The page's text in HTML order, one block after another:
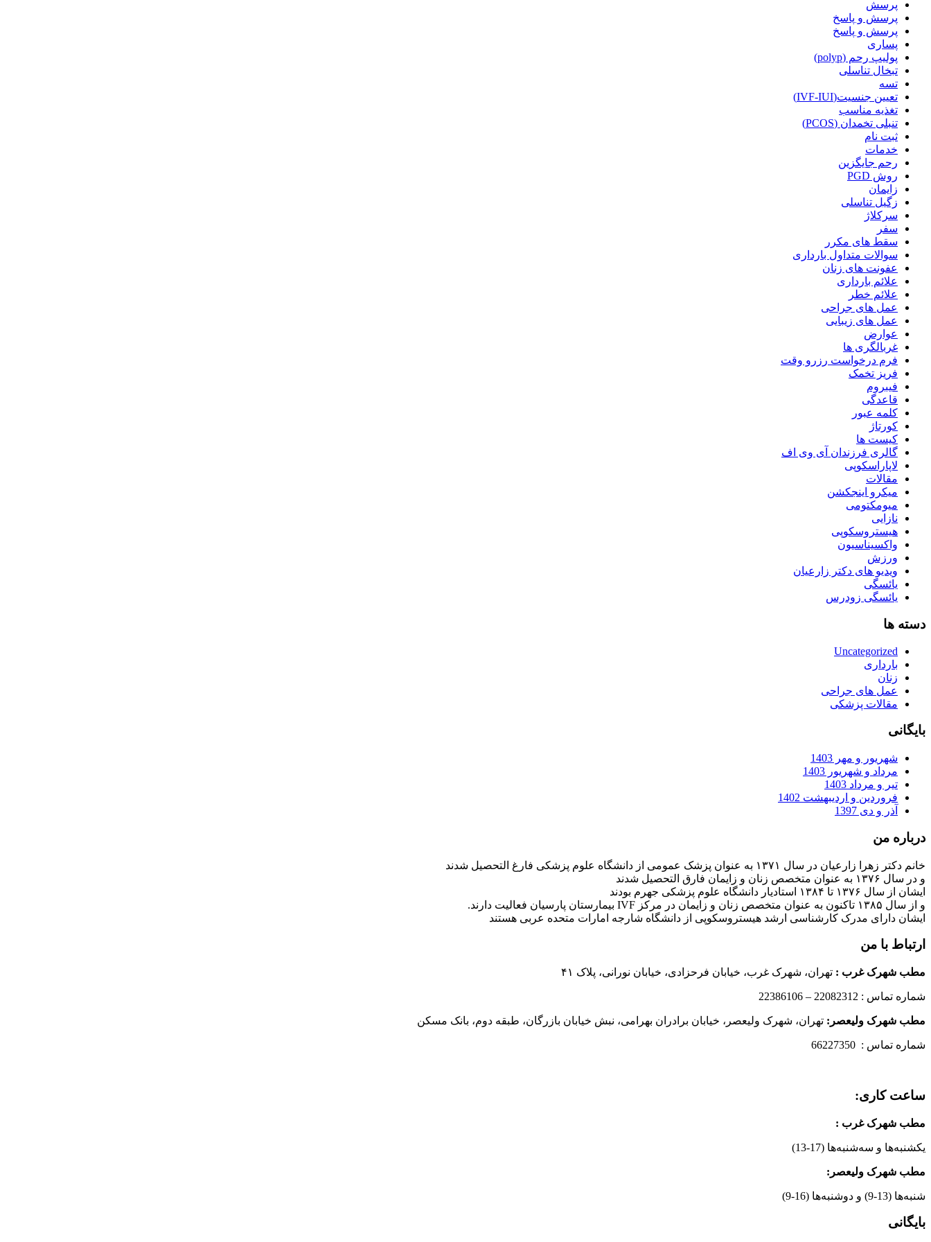
پرسش
پرسش و پاسخ
پرسش و پاسخ
پساری
پولیپ رحم (polyp)
تبخال تناسلی
تسه
تعیین جنسیت(IVF-IUI)
تغذیه مناسب
تنبلی تخمدان (PCOS)
ثبت نام
خدمات
رحم جایگزین
روش PGD
زایمان
زگیل تناسلی
سرکلاژ
سفر
سقط های مکرر
سوالات متداول بارداری
عفونت های زنان
علائم بارداری
علائم خطر
عمل های جراحی
عمل های زیبایی
عوارض
غربالگری ها
فرم درخواست رزرو وقت
فریز تخمک
فیبروم
قاعدگی
کلمه عبور
کورتاژ
کیست ها
گالری فرزندان آی وی اف
لاپاراسکوپی
مقالات
میکرو اینجکشن
میومکتومی
نازایی
هیستروسکوپی
واکسیناسیون
ورزش
ویدیو های دکتر زارعیان
یائسگی
یائسگی زودرس
دسته ها
Uncategorized
بارداری
زنان
عمل های جراحی
مقالات پزشکی
بایگانی
شهریور و مهر 1403
مرداد و شهریور 1403
تیر و مرداد 1403
فروردین و اردیبهشت 1402
آذر و دی 1397
درباره من
خانم دکتر زهرا زارعیان در سال ۱۳۷۱ به عنوان پزشک عمومی از دانشگاه علوم پزشکی فارغ التحصیل شدند
و در سال ۱۳۷۶ به عنوان متخصص زنان و زایمان فارق التحصیل شدند
ایشان از سال ۱۳۷۶ تا ۱۳۸۴ استادیار دانشگاه علوم پزشکی جهرم بودند
و از سال ۱۳۸۵ تاکنون به عنوان متخصص زنان و زایمان در مرکز IVF بیمارستان پارسیان فعالیت دارند.
ایشان دارای مدرک کارشناسی ارشد هیستروسکوپی از دانشگاه شارجه امارات متحده عربی هستند
ارتباط با من
مطب شهرک غرب : تهران، شهرک غرب، خیابان فرحزادی، خیابان نورانی، پلاک ۴۱
شماره تماس : 22082312 – 22386106
مطب شهرک ولیعصر: تهران، شهرک ولیعصر، خیابان برادران بهرامی، نبش خیابان بازرگان، طبقه دوم، بانک مسکن
شماره تماس : 66227350
ساعت کاری:
مطب شهرک غرب :
یکشنبه‌ها و سه‌شنبه‌ها (17-13)
مطب شهرک ولیعصر:
شنبه‌ها (13-9) و دوشنبه‌ها (16-9)
بایگانی